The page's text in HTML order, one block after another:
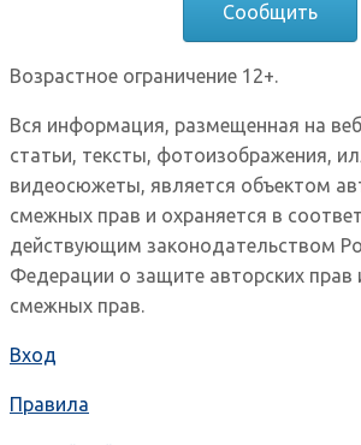
Сообщить
Возрастное ограничение 12+.
Вся информация, размещенная на
статьи, тексты, фотоизображения,
видеосюжеты, является объектом
смежных прав и охраняется в
действующим законодательством
Федерации о защите авторских прав
смежных прав.
Вход
Правила